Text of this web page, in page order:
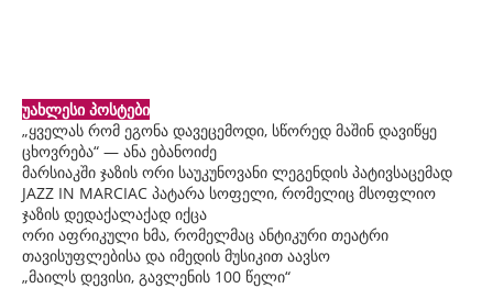
უახლესი პოსტები
„ყველას რომ ეგონა დავეცემოდი, სწორედ მაშინ დავიწყე
ცხოვრება“ — ანა ებანოიძე
მარსიაკში ჯაზის ორი საუკუნოვანი ლეგენდის პატივსაცემად
JAZZ IN MARCIAC პატარა სოფელი, რომელიც მსოფლიო
ჯაზის დედაქალაქად იქცა
ორი აფრიკული ხმა, რომელმაც ანტიკური თეატრი
თავისუფლებისა და იმედის მუსიკით აავსო
„მაილს დევისი, გავლენის 100 წელი“